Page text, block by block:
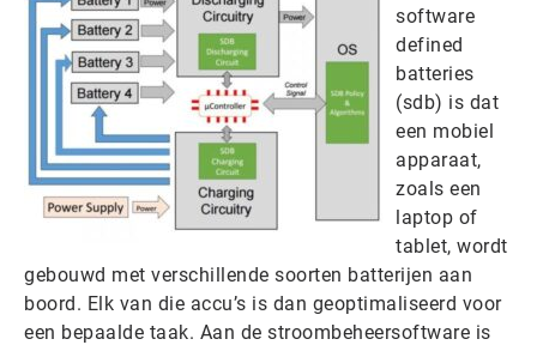
software
defined
batteries
(sdb) is dat
een mobiel
apparaat,
zoals een
laptop of
tablet, wordt
gebouwd met verschillende soorten batterijen aan
boord. Elk van die accu’s is dan geoptimaliseerd voor
een bepaalde taak. Aan de stroombeheersoftware is